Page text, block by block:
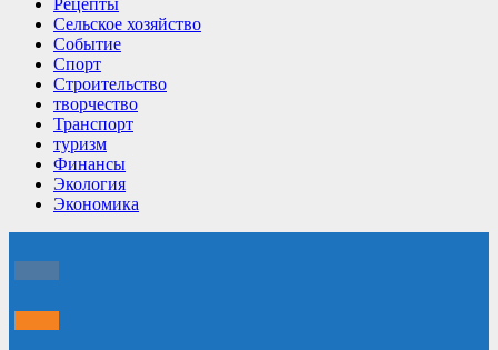
Рецепты
Сельское хозяйство
Событие
Спорт
Строительство
творчество
Транспорт
туризм
Финансы
Экология
Экономика